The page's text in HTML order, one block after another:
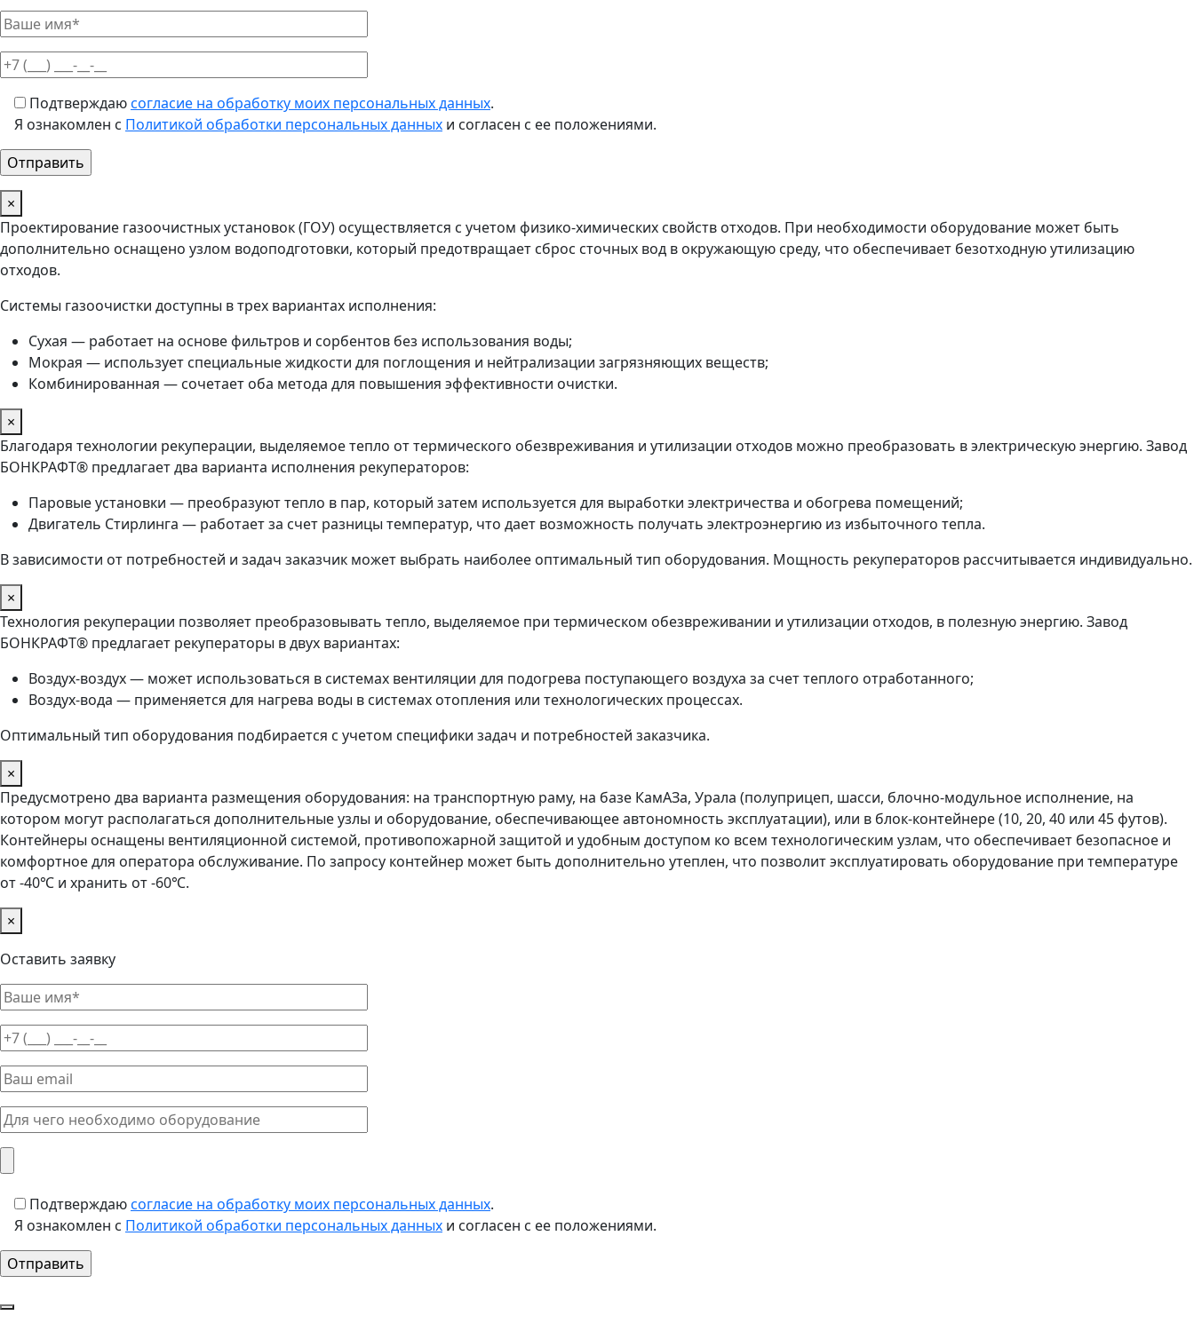
Подтверждаюсогласие на обработку моих персональных данных.
Я ознакомлен с Политикой обработки персональных данных и согласен с ее положениями.
×
Проектирование газоочистных установок (ГОУ) осуществляется с учетом физико-химических свойств отходов. При необходимости оборудование может быть
дополнительно оснащено узлом водоподготовки, который предотвращает сброс сточных вод в окружающую среду, что обеспечивает безотходную утилизацию
отходов.
Системы газоочистки доступны в трех вариантах исполнения:
Сухая — работает на основе фильтров и сорбентов без использования воды;
Мокрая — использует специальные жидкости для поглощения и нейтрализации загрязняющих веществ;
Комбинированная — сочетает оба метода для повышения эффективности очистки.
×
Благодаря технологии рекуперации, выделяемое тепло от термического обезвреживания и утилизации отходов можно преобразовать в электрическую энергию. Завод
БОНКРАФТ® предлагает два варианта исполнения рекуператоров:
Паровые установки — преобразуют тепло в пар, который затем используется для выработки электричества и обогрева помещений;
Двигатель Стирлинга — работает за счет разницы температур, что дает возможность получать электроэнергию из избыточного тепла.
В зависимости от потребностей и задач заказчик может выбрать наиболее оптимальный тип оборудования. Мощность рекуператоров рассчитывается индивидуально.
×
Технология рекуперации позволяет преобразовывать тепло, выделяемое при термическом обезвреживании и утилизации отходов, в полезную энергию. Завод
БОНКРАФТ® предлагает рекуператоры в двух вариантах:
Воздух-воздух — может использоваться в системах вентиляции для подогрева поступающего воздуха за счет теплого отработанного;
Воздух-вода — применяется для нагрева воды в системах отопления или технологических процессах.
Оптимальный тип оборудования подбирается с учетом специфики задач и потребностей заказчика.
×
Предусмотрено два варианта размещения оборудования: на транспортную раму, на базе КамАЗа, Урала (полуприцеп, шасси, блочно-модульное исполнение, на
котором могут располагаться дополнительные узлы и оборудование, обеспечивающее автономность эксплуатации), или в блок-контейнере (10, 20, 40 или 45 футов).
Контейнеры оснащены вентиляционной системой, противопожарной защитой и удобным доступом ко всем технологическим узлам, что обеспечивает безопасное и
комфортное для оператора обслуживание. По запросу контейнер может быть дополнительно утеплен, что позволит эксплуатировать оборудование при температуре
от -40℃ и хранить от -60℃.
×
Оставить заявку
Подтверждаюсогласие на обработку моих персональных данных.
Я ознакомлен с Политикой обработки персональных данных и согласен с ее положениями.